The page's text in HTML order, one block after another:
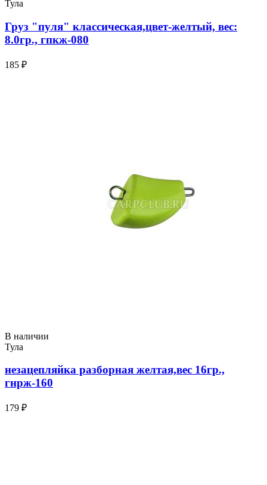
Тула
Груз "пуля" классическая,цвет-желтый, вес:
8.0гр., гпкж-080
185 ₽
В наличии
Тула
незацепляйка разборная желтая,вес 16гр.,
гнрж-160
179 ₽